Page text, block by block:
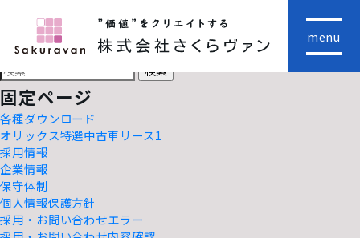
menu
HOME
索:
固定ページ
各種ダウンロード
オリックス特選中古車リース1
採用情報
企業情報
保守体制
個人情報保護方針
採用・お問い合わせエラー